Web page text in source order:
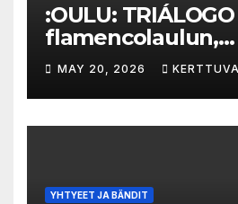
:OULU:
flamencolaulun,
elektronisen
hylätyn tilan
MAY 20, 2026
YHTYEET JA BÄNDIT